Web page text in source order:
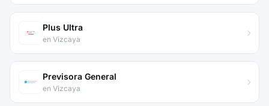
Plus Ultra
en Vizcaya
Previsora General
en Vizcaya